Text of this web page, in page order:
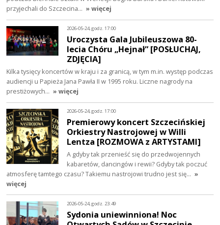
przyjechali do Szczecina… » więcej
2026-05-24, godz. 17:00
Uroczysta Gala Jubileuszowa 80-
lecia Chóru „Hejnał” [POSŁUCHAJ,
ZDJĘCIA]
Kilka tysięcy koncertów w kraju i za granicą, w tym m.in. występ podczas
audiencji u Papieża Jana Pawła II w 1995 roku. Liczne nagrody na
prestiżowych… » więcej
2026-05-24, godz. 17:00
Premierowy koncert Szczecińskiej
Orkiestry Nastrojowej w Willi
Lentza [ROZMOWA z ARTYSTAMI]
A gdyby tak przenieść się do przedwojennych
kabaretów, dancingów i rewii? Gdyby tak poczuć
atmosferę tamtego czasu? Takiemu nastrojowi trudno jest się… »
więcej
2026-05-24, godz. 23:49
Sydonia uniewinniona! Noc